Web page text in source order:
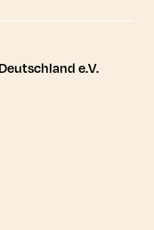
Links
e.V.